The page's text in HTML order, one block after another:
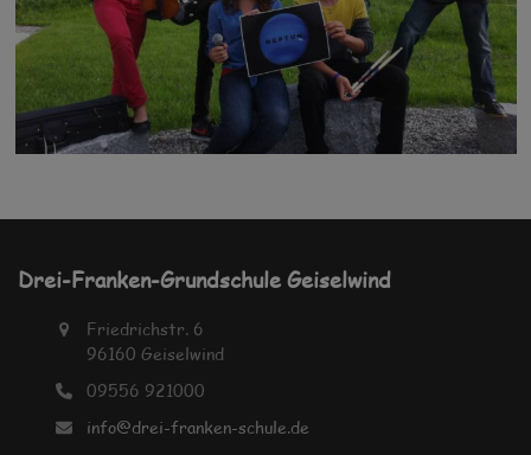
Drei-Franken-Grundschule Geiselwind
Friedrichstr. 6
96160 Geiselwind
09556 921000
info@drei-franken-schule.de